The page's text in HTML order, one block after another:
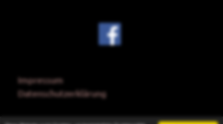
Impressum
Datenschutzerklärung